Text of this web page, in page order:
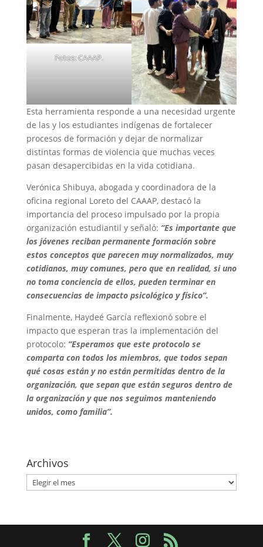
Fotos: CAAAP.
Esta herramienta responde a una necesidad urgente
de las y los estudiantes indígenas de fortalecer
procesos de formación y dejar de normalizar
distintas formas de violencia que muchas veces
pasan desapercibidas en la vida cotidiana.
Verónica Shibuya, abogada y coordinadora de la
oficina regional Loreto del CAAAP, destacó la
importancia del proceso impulsado por la propia
organización estudiantil y señaló: “Es importante que
los jóvenes reciban permanente formación sobre
estos conceptos que parecen muy normalizados, muy
cotidianos, muy comunes, pero que en realidad, si uno
no toma conciencia de ellos, pueden terminar en
consecuencias de impacto psicológico y físico”.
Finalmente, Haydeé García reflexionó sobre el
impacto que esperan tras la implementación del
protocolo: “Esperamos que este protocolo se
comparta con todos los miembros, que todos sepan
qué cosas están y no están permitidas dentro de la
organización, que sepan que están seguros dentro de
la organización y que nos seguimos manteniendo
unidos, como familia”.
Archivos
Archivos